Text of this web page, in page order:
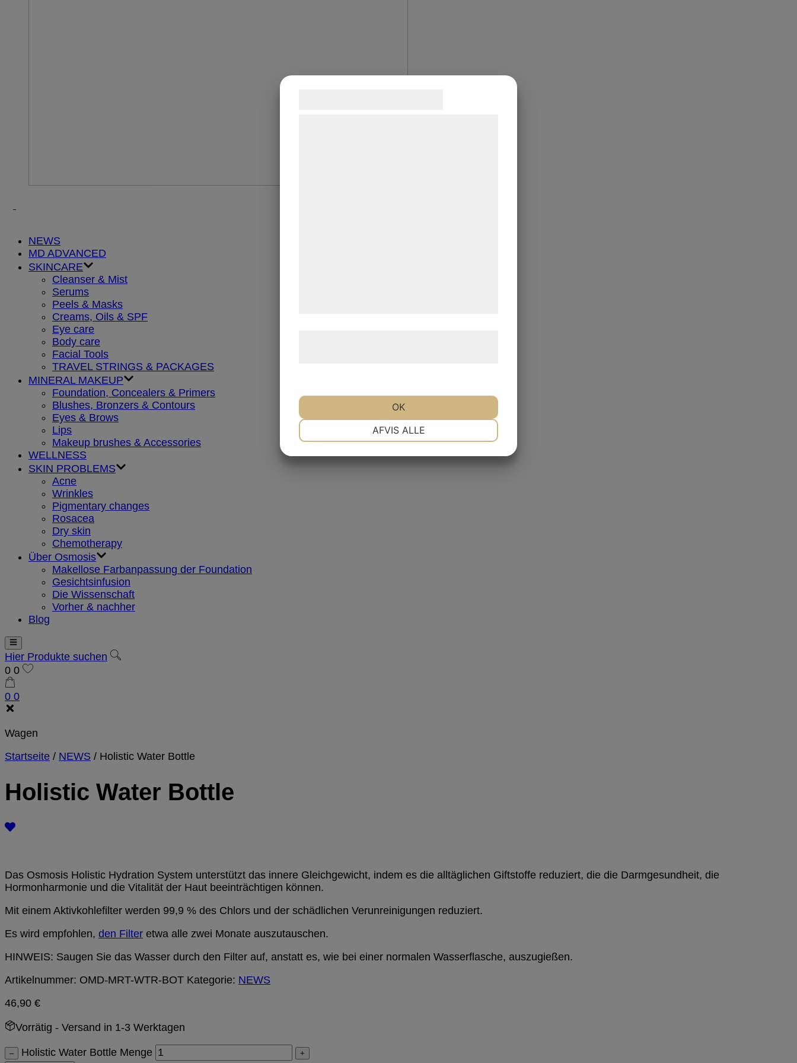
NEWS
MD ADVANCED
SKINCARE
Cleanser & Mist
Serums
Peels & Masks
Creams, Oils & SPF
Eye care
Body care
Facial Tools
TRAVEL STRINGS & PACKAGES
MINERAL MAKEUP
Foundation, Concealers & Primers
Blushes, Bronzers & Contours
Eyes & Brows
Lips
Makeup brushes & Accessories
WELLNESS
SKIN PROBLEMS
Acne
Wrinkles
Pigmentary changes
Rosacea
Dry skin
Chemotherapy
Über Osmosis
Makellose Farbanpassung der Foundation
Gesichtsinfusion
Die Wissenschaft
Vorher & nachher
Blog
Hier Produkte suchen
0 0
0 0
Wagen
Startseite / NEWS / Holistic Water Bottle
Holistic Water Bottle
Das Osmosis Holistic Hydration System unterstützt das innere Gleichgewicht, indem es die alltäglichen Giftstoffe reduziert, die die Darmgesundheit, die
Hormonharmonie und die Vitalität der Haut beeinträchtigen können.
Mit einem Aktivkohlefilter werden 99,9 % des Chlors und der schädlichen Verunreinigungen reduziert.
Es wird empfohlen, den Filter etwa alle zwei Monate auszutauschen.
HINWEIS: Saugen Sie das Wasser durch den Filter auf, anstatt es, wie bei einer normalen Wasserflasche, auszugießen.
Artikelnummer: OMD-MRT-WTR-BOT Kategorie: NEWS
46,90 €
Vorrätig - Versand in 1-3 Werktagen
– Holistic Water Bottle Menge
+
AFVIS ALLE
OK